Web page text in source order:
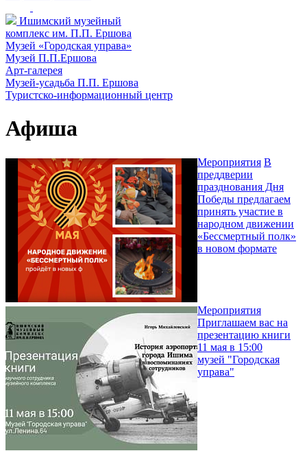
Ишимский музейный
комплекс им. П.П. Ершова
Музей «Городская управа»
Музей П.П.Ершова
Арт-галерея
Музей-усадьба П.П. Ершова
Туристско-информационный центр
Афиша
Мероприятия В
преддверии
празднования Дня
Победы предлагаем
принять участие в
народном движении
«Бессмертный полк»
в новом формате
Мероприятия
Приглашаем вас на
презентацию книги
11 мая в 15:00
музей "Городская
управа"